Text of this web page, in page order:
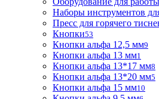
Наборы инструментов
Пресс для горячего
Кнопки53
Кнопки альфа 12,5 мм9
Кнопки альфа 13 мм1
Кнопки альфа 13*17 мм8
Кнопки альфа 13*20 мм5
Кнопки альфа 15 мм10